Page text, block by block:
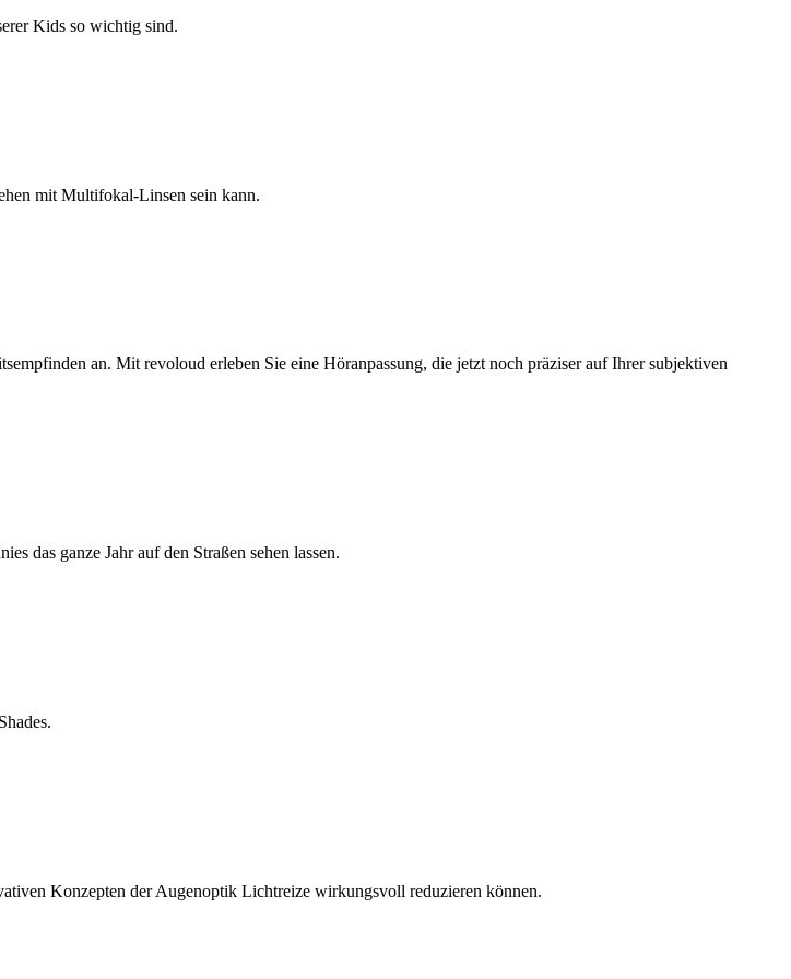
Kids so wichtig sind.
mit Multifokal-Linsen sein kann.
an. Mit revoloud erleben Sie eine Höranpassung, die jetzt noch präziser auf Ihrer subjektiven
das ganze Jahr auf den Straßen sehen lassen.
Konzepten der Augenoptik Lichtreize wirkungsvoll reduzieren können.